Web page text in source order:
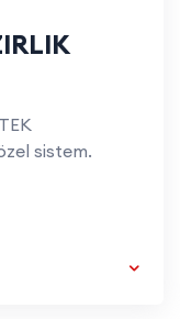
sistem.